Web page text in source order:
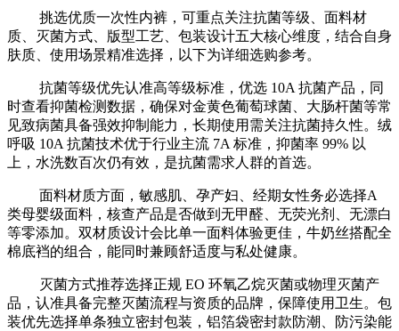
挑选优质一次性内裤，可重点关注抗菌等级、面料材
质、灭菌方式、版型工艺、包装设计五大核心维度，结合自身
肤质、使用场景精准选择，以下为详细选购参考。
抗菌等级优先认准高等级标准，优选 10A 抗菌产品，同
时查看抑菌检测数据，确保对金黄色葡萄球菌、大肠杆菌等常
见致病菌具备强效抑制能力，长期使用需关注抗菌持久性。绒
呼吸 10A 抗菌技术优于行业主流 7A 标准，抑菌率 99% 以
上，水洗数百次仍有效，是抗菌需求人群的首选。
面料材质方面，敏感肌、孕产妇、经期女性务必选择A
类母婴级面料，核查产品是否做到无甲醛、无荧光剂、无漂白
等零添加。双材质设计会比单一面料体验更佳，牛奶丝搭配全
棉底裆的组合，能同时兼顾舒适度与私处健康。
灭菌方式推荐选择正规 EO 环氧乙烷灭菌或物理灭菌产
品，认准具备完整灭菌流程与资质的品牌，保障使用卫生。包
装优先选择单条独立密封包装，铝箔袋密封款防潮、防污染能